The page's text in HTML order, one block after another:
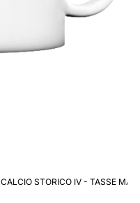
CALCIO STORICO IV - TASSE